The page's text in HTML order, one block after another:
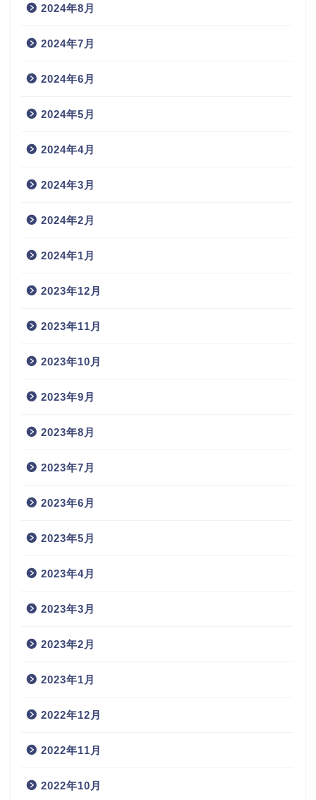
2024年8月
2024年7月
2024年6月
2024年5月
2024年4月
2024年3月
2024年2月
2024年1月
2023年12月
2023年11月
2023年10月
2023年9月
2023年8月
2023年7月
2023年6月
2023年5月
2023年4月
2023年3月
2023年2月
2023年1月
2022年12月
2022年11月
2022年10月